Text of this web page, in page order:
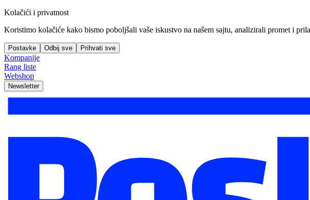
Kolačići i privatnost
Koristimo kolačiće kako bismo poboljšali vaše iskustvo na našem sajtu, analizirali promet i
Postavke Odbij sve Prihvati sve
Kompanije
Rang liste
Webshop
Newsletter